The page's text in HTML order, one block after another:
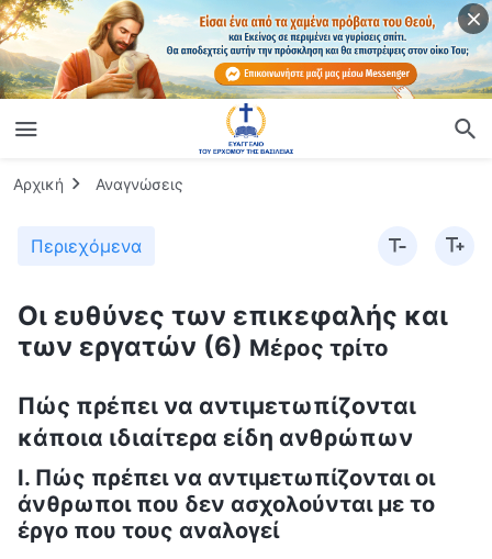
Αρχική Αναγνώσεις
Περιεχόμενα
Οι ευθύνες των επικεφαλής και
των εργατών (6) Μέρος τρίτο
Πώς πρέπει να αντιμετωπίζονται
κάποια ιδιαίτερα είδη ανθρώπων
Ι. Πώς πρέπει να αντιμετωπίζονται οι
άνθρωποι που δεν ασχολούνται με το
έργο που τους αναλογεί